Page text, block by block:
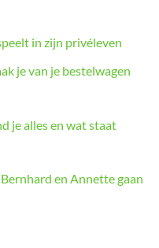
in zijn privéleven
je van je bestelwagen
je alles en wat staat
en Annette gaan